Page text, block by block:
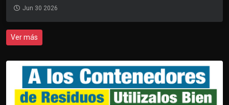
Jun 30 2026
Ver más